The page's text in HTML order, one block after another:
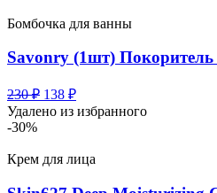
Бомбочка для ванны
Savonry (1шт)
230₽ Первоначальная
цена
составляла
138 ₽Текущая
цена:
Удалено из избранного
-30%
Крем для лица